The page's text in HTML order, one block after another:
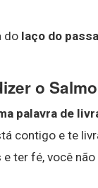
do laço do
o
palavra de
contigo e te
ter fé, você